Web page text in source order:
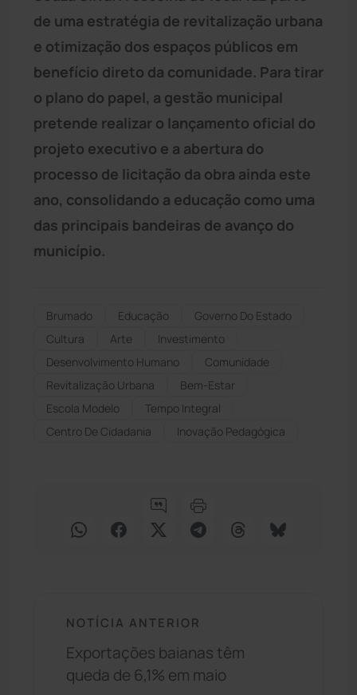
de uma estratégia de revitalização urbana
e otimização dos espaços públicos em
benefício direto da comunidade. Para tirar
o plano do papel, a gestão municipal
pretende realizar o lançamento oficial do
projeto executivo e a abertura do
processo de licitação da obra ainda este
ano, consolidando a educação como uma
das principais bandeiras de avanço do
município.
Brumado Educação
Governo Do Estado
Cultura
Arte
Investimento
Desenvolvimento Humano
Comunidade
Revitalização Urbana
Bem-Estar
Escola Modelo
Tempo Integral
Centro De Cidadania
Inovação Pedagógica
NOTÍCIA ANTERIOR
Exportações baianas têm
queda de 6,1% em maio